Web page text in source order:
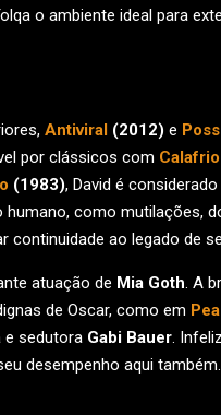
o ambiente ideal para
Antiviral (2012) e
por clássicos com
(1983), David é
como mutilações,
continuidade ao legado de
atuação de Mia Goth. A
de Oscar, como em
e sedutora Gabi Bauer.
desempenho aqui também.